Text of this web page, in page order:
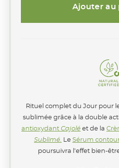
Rituel complet du Jour pour
sublimée grâce à la double
antioxydant Cajolé et de la
Sublimé.
Le Sérum
poursuivra l’effet bien-
Elle,
Ajouter au